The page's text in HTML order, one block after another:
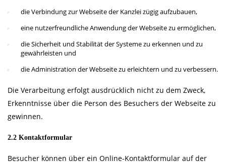
die Verbindung zur Webseite der Kanzlei zügig aufzubauen,
eine nutzerfreundliche Anwendung der Webseite zu ermöglichen,
die Sicherheit und Stabilität der Systeme zu erkennen und zu
gewährleisten und
die Administration der Webseite zu erleichtern und zu verbessern.
Die Verarbeitung erfolgt ausdrücklich nicht zu dem Zweck,
Erkenntnisse über die Person des Besuchers der Webseite zu
gewinnen.
2.2 Kontaktformular
Besucher können über ein Online-Kontaktformular auf der